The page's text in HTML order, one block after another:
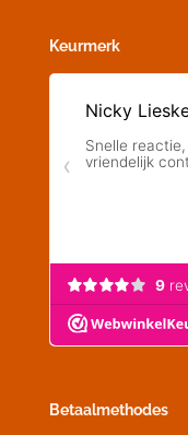
Keurmerk
Betaalmethodes